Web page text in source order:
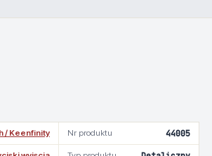
/ Keenfinity Nr produktu 44005